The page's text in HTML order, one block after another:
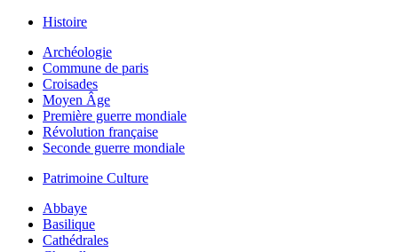
Histoire
Archéologie
Commune de paris
Croisades
Moyen Âge
Première guerre mondiale
Révolution française
Seconde guerre mondiale
Patrimoine Culture
Abbaye
Basilique
Cathédrales